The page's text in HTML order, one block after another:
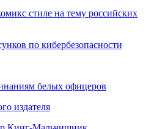
стиле на тему российских
по кибербезопасности
белых офицеров
издателя